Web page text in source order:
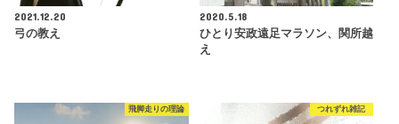
2021.12.20
弓の教え
2020.5.18
ひとり安政遠足マラソン、関所越
え
飛脚走りの理論 つれずれ雑記